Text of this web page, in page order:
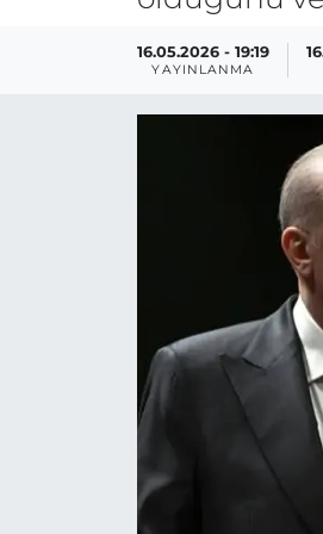
16.05.2026 - 19:19
YAYINLANMA